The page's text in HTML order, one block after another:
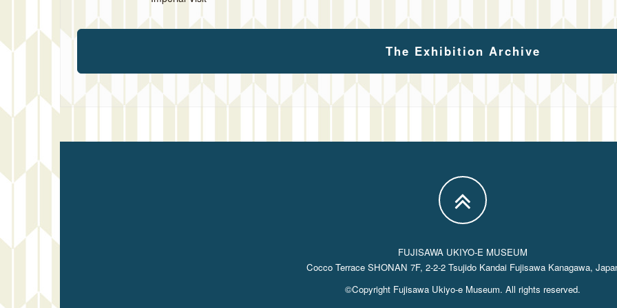
The Exhibition Archive
FUJISAWA UKIYO-E MUSEUM
Cocco Terrace SHONAN 7F, 2-2-2 Tsujido Kandai Fujisawa Kanagawa,
©Copyright Fujisawa Ukiyo-e Museum. All rights reserved.